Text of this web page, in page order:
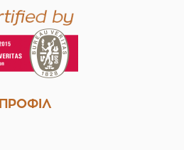
ΠΡΟΦΙΛ